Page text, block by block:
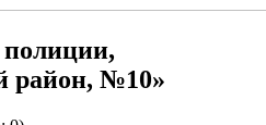
район, №10»